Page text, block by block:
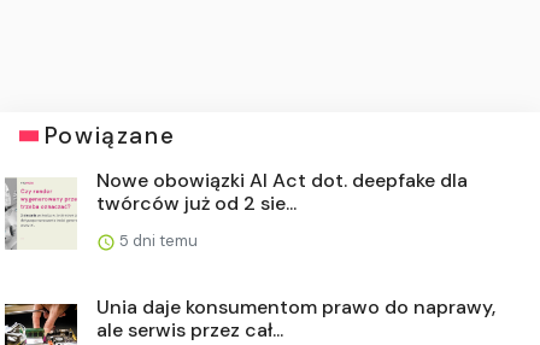
Powiązane
Nowe obowiązki AI Act dot. deepfake dla
twórców już od 2 sie...
5 dni temu
Unia daje konsumentom prawo do naprawy,
ale serwis przez cał...